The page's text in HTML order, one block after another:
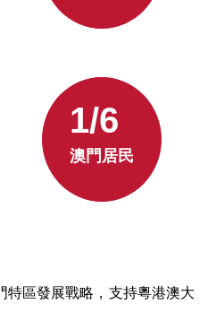
1/6
澳門居民
特區發展戰略，支持粵港澳大